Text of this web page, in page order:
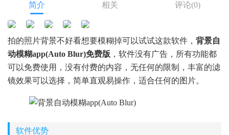
简介 相关 评论(0)
拍的照片背景不好看想要模糊掉可以试试这款软件， 背景自
动模糊app(Auto Blur)免费版 ，软件没有广告，所有功能都
可以免费使用，没有付费的内容，无任何的限制，丰富的滤
镜效果可以选择，简单直观易操作，适合任何的图片。
软件优势